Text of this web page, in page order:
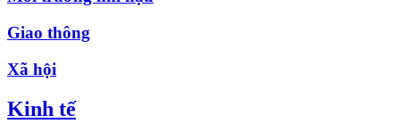
Giao thông
Xã hội
Kinh tế